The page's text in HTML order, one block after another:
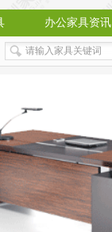
办公家具资讯